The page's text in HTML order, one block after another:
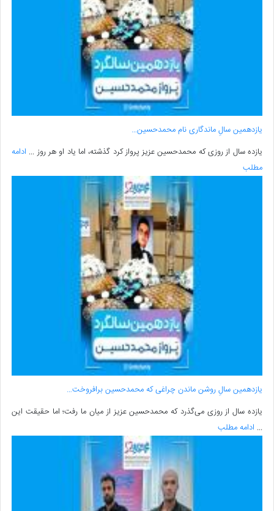
یازدهمین سالِ ماندگاری نام محمدحسین…
یازده سال از روزی که محمدحسین عزیز پرواز کرد گذشته، اما یاد او هر روز ... ادامه
مطلب
یازدهمین سالِ روشن ماندن چراغی که محمدحسین برافروخت…
یازده سال از روزی می‌گذرد که محمدحسین عزیز از میان ما رفت؛ اما حقیقت این
... ادامه مطلب